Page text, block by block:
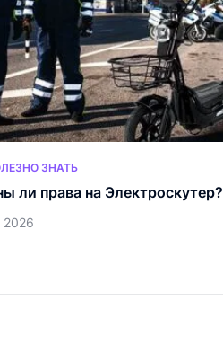
ЗНАТЬ
ли права на Электроскутер?